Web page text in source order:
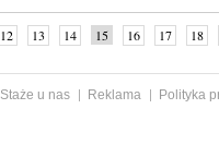
12 13 14 15 16 17
18
Staże u nas Reklama
Polityka